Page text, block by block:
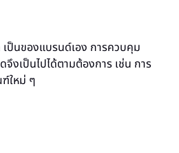
ป็นของแบรนด์เอง การควบคุม
จึงเป็นไปได้ตามต้องการ เช่น การ
ใหม่ ๆ